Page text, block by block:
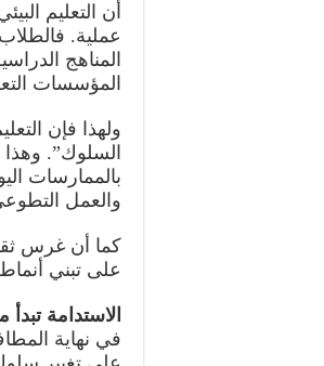
أن التعليم
عملية.
المناهج
المؤسسات
ولهذا فإن
السلوك”.
بالممارسات
والعمل
كما أن غرس
على تبني
الاستدامة
في نهاية